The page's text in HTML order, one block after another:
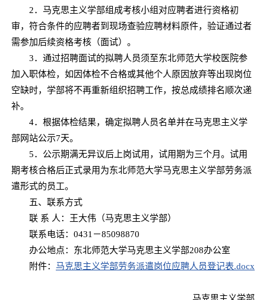
2．马克思主义学部组成考核小组对应聘者进行资格初
审，符合条件的应聘者到现场查验应聘材料原件，验证通过者
需参加后续资格考核（面试）。
3．通过招聘面试的拟聘人员须至东北师范大学校医院参
加入职体检，如因体检不合格或其他个人原因放弃等出现岗位
空缺时，学部将不再重新组织招聘工作，按总成绩排名顺次递
补。
4．根据体检结果，确定拟聘人员名单并在马克思主义学
部网站公示7天。
5．公示期满无异议后上岗试用，试用期为三个月。试用
期考核合格后正式录用为东北师范大学马克思主义学部劳务派
遣形式的员工。
五、联系方式
联 系 人：王大伟（马克思主义学部）
联系电话：0431－85098870
办公地点：东北师范大学马克思主义学部208办公室
附件： 马克思主义学部劳务派遣岗位应聘人员登记表.docx
马克思主义学部